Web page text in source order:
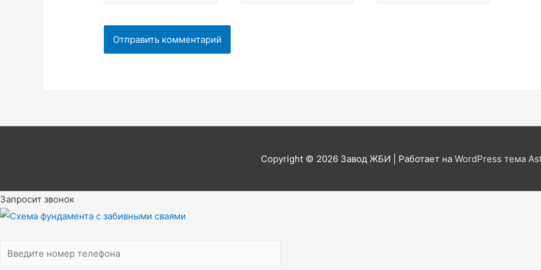
Copyright © 2026 Завод ЖБИ | Работает на WordPress тема
Scroll
Up
Запросит звонок